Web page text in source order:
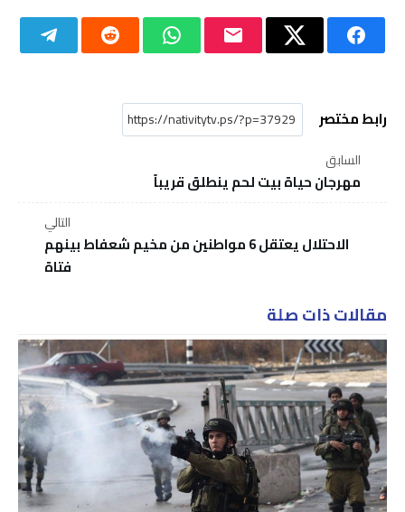
رابط مختصر
السابق
مهرجان حياة بيت لحم ينطلق قريباً
التالي
الاحتلال يعتقل 6 مواطنين من مخيم شعفاط بينهم
فتاة
مقالات ذات صلة